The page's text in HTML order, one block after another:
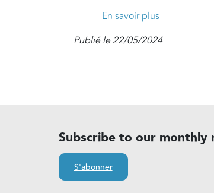
En savoir plus
Publié le 22/05/2024
Subscribe to our
S'abonner